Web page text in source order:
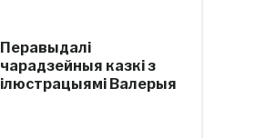
Перавыдалі
чарадзейныя казкі з
ілюстрацыямі Валерыя